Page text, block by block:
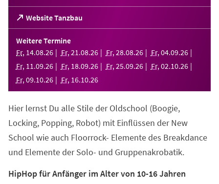
Website Tanzbau
(Öffnet
in
einem
neuen
Tab)
Weitere Termine
Fr, 14.08.26 Fr, 21 .08.26 Fr, 28.08.26 Fr, 04.09.26
Fr, 11 .09.26 Fr, 18.09.26 Fr, 25.09.26 Fr, 02.10.26
Fr, 09.10.26 Fr, 16.10.26
Hier lernst Du alle Stile der Oldschool (Boogie,
Locking, Popping, Robot) mit Einflüssen der New
School wie auch Floorrock- Elemente des Breakdance
und Elemente der Solo- und Gruppenakrobatik.
HipHop für Anfänger im Alter von 10-16 Jahren